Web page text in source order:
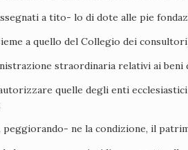
a tito- lo di dote alle pie
a quello del Collegio dei
straordinaria relativi ai
quelle degli enti
ne la condizione, il